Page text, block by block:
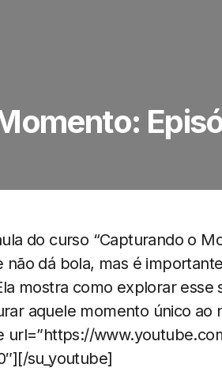
do curso “Capturando o
não dá bola, mas é
mostra como explorar
aquele momento único ao
url=”https://
su_youtube]